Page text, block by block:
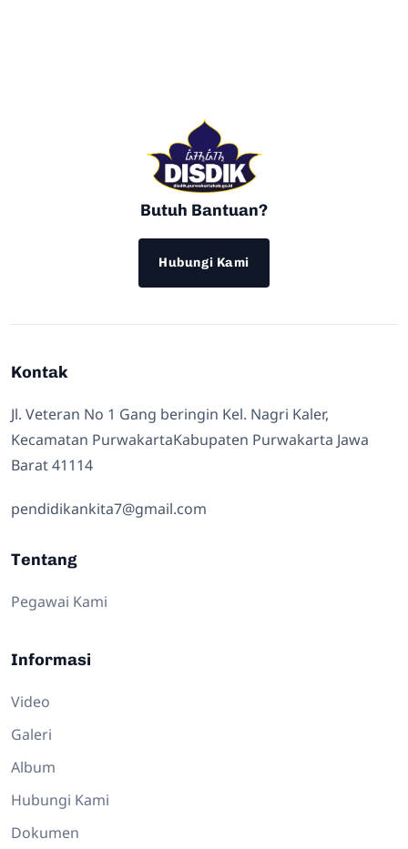
Butuh Bantuan?
Hubungi Kami
Kontak
Jl. Veteran No 1 Gang beringin Kel. Nagri Kaler,
Kecamatan PurwakartaKabupaten Purwakarta Jawa
Barat 41114
pendidikankita7@gmail.com
Tentang
Pegawai Kami
Informasi
Video
Galeri
Album
Hubungi Kami
Dokumen